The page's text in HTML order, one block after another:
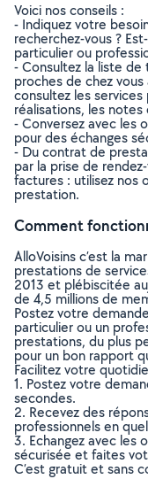
Voici nos conseils :
- Indiquez votre
recherchez-vous ?
particulier ou
- Consultez la liste de
proches de chez
consultez les
réalisations, les notes
- Conversez avec les
pour des échanges
- Du contrat de
par la prise de
factures : utilisez nos
prestation.
Comment
AlloVoisins c’est la
prestations de
2013 et plébiscitée
de 4,5 millions de
Postez votre
particulier ou un
prestations, du plus
pour un bon rapport
Facilitez votre
1. Postez votre
secondes.
2. Recevez des
professionnels en
3. Echangez avec les
sécurisée et faites
C’est gratuit et sans